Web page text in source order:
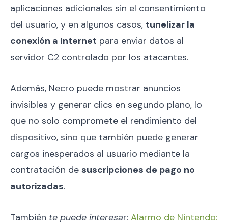
aplicaciones adicionales sin el consentimiento
del usuario, y en algunos casos, tunelizar la
conexión a Internet para enviar datos al
servidor C2 controlado por los atacantes.
Además, Necro puede mostrar anuncios
invisibles y generar clics en segundo plano, lo
que no solo compromete el rendimiento del
dispositivo, sino que también puede generar
cargos inesperados al usuario mediante la
contratación de suscripciones de pago no
autorizadas.
También te puede interesar: Alarmo de Nintendo: